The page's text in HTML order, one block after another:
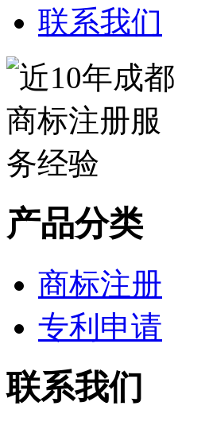
联系我们
产品分类
商标注册
专利申请
联系我们